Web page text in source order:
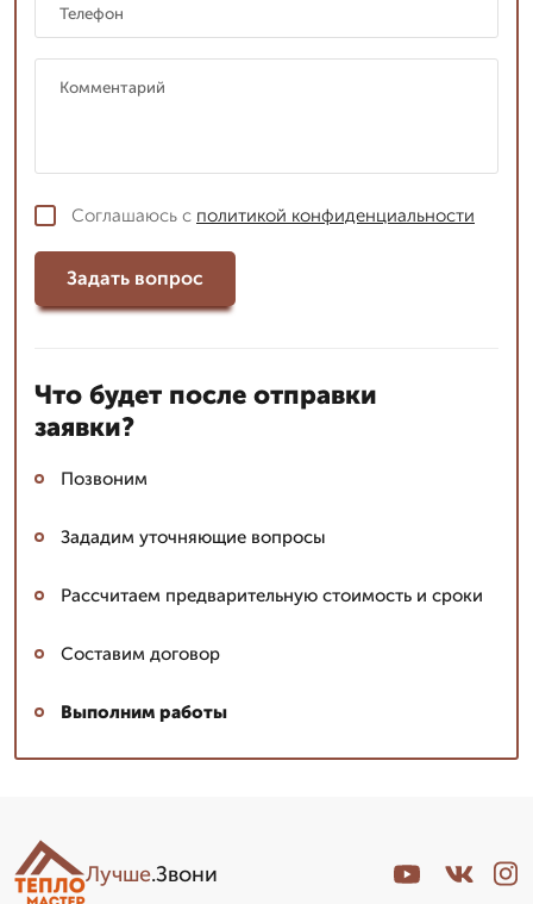
Соглашаюсь с политикой конфиденциальности
Задать вопрос
Что будет после отправки
заявки?
Позвоним
Зададим уточняющие вопросы
Рассчитаем предварительную стоимость и сроки
Составим договор
Выполним работы
Лучше.Звони